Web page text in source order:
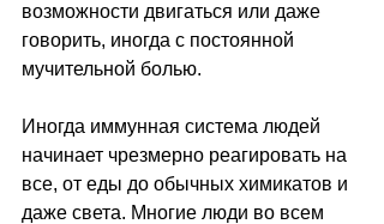
возможности двигаться или даже
говорить, иногда с постоянной
мучительной болью.
Иногда иммунная система людей
начинает чрезмерно реагировать на
все, от еды до обычных химикатов и
даже света. Многие люди во всем